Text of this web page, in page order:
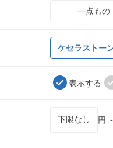
一点もの
ケセラストー
表示する
円